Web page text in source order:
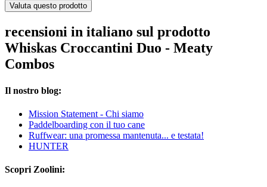
Valuta questo prodotto
recensioni in italiano sul prodotto
Whiskas Croccantini Duo - Meaty
Combos
Il nostro blog:
Mission Statement - Chi siamo
Paddelboarding con il tuo cane
Ruffwear: una promessa mantenuta... e testata!
HUNTER
Scopri Zoolini: